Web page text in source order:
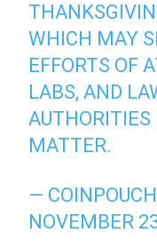
WHICH MAY
EFFORTS OF
LABS, AND
MATTER.
—
NOVEMBER